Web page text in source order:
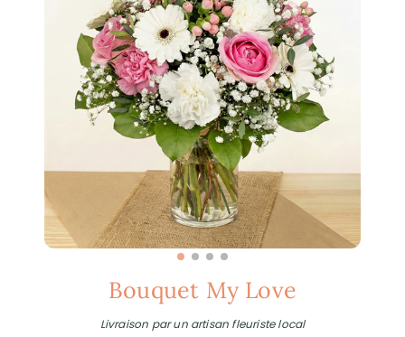
Bouquet My Love
Livraison par un artisan fleuriste local